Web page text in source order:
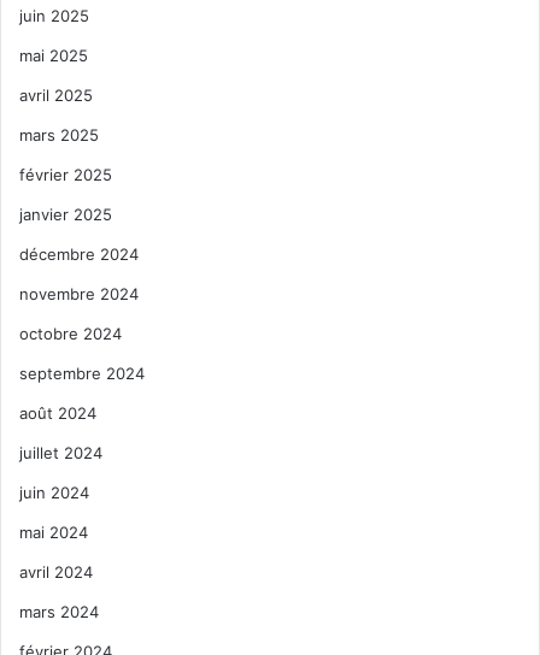
juin 2025
mai 2025
avril 2025
mars 2025
février 2025
janvier 2025
décembre 2024
novembre 2024
octobre 2024
septembre 2024
août 2024
juillet 2024
juin 2024
mai 2024
avril 2024
mars 2024
février 2024